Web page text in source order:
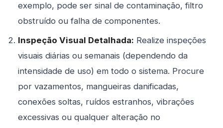
exemplo, pode ser sinal de contaminação, filtro
obstruído ou falha de componentes.
Inspeção Visual Detalhada: Realize inspeções
visuais diárias ou semanais (dependendo da
intensidade de uso) em todo o sistema. Procure
por vazamentos, mangueiras danificadas,
conexões soltas, ruídos estranhos, vibrações
excessivas ou qualquer alteração no